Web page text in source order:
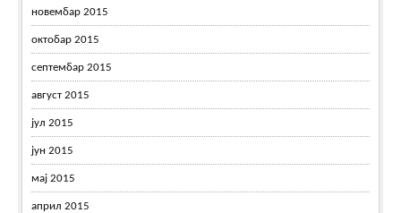
новембар 2015
октобар 2015
септембар 2015
август 2015
јул 2015
јун 2015
мај 2015
април 2015